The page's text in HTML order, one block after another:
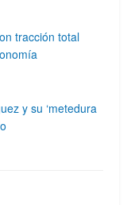
tracción total
y su ‘metedura